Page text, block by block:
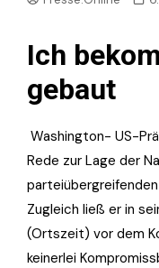
Ich
gebaut
Washington- US-
Rede zur Lage der
Zugleich ließ er in
(Ortszeit) vor dem
keinerlei